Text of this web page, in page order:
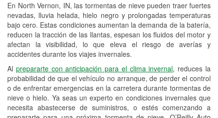
En North Vernon, IN, las tormentas de nieve pueden traer fuertes
nevadas, lluvia helada, hielo negro y prolongadas temperaturas
bajo cero. Estas condiciones aumentan la demanda de la batería,
reducen la tracción de las llantas, espesan los fluidos del motor y
afectan la visibilidad, lo que eleva el riesgo de averías y
accidentes durante los viajes invernales.
Al prepararte con anticipación para el clima invernal, reduces la
probabilidad de que el vehículo no arranque, de perder el control
o de enfrentar emergencias en la carretera durante tormentas de
nieve o hielo. Ya seas un experto en condiciones invernales que
necesita abastecerse de suministros, o estés comenzando a
Programa de Préstamo de
Herramientas
Mezcla de pinturas
Rectificación de tambores y discos de
freno
Mangueras hidráulicas a la medida
Snowstorm Supplies